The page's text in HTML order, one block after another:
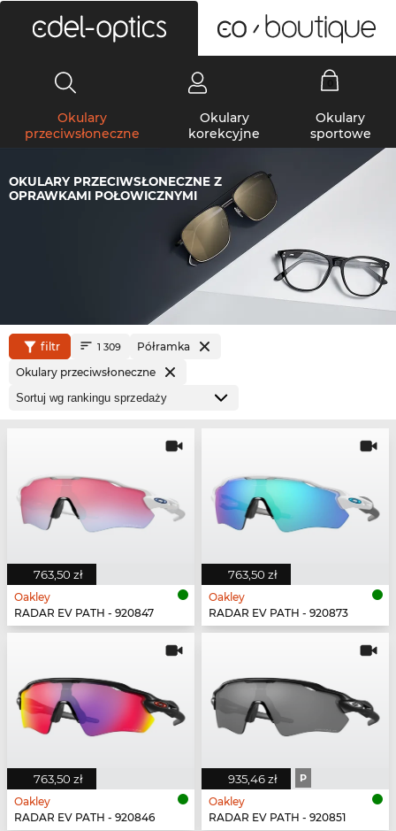
Okulary
przeciwsłoneczne
Okulary
korekcyjne
Okulary
sportowe
OKULARY PRZECIWSŁONECZNE Z
OPRAWKAMI POŁOWICZNYMI
filtr 1 309
Półramka
Okulary przeciwsłoneczne
763,50 zł
Oakley
RADAR EV PATH - 920847
763,50 zł
Oakley
RADAR EV PATH - 920873
763,50 zł
Oakley
RADAR EV PATH - 920846
935,46 zł P
Oakley
RADAR EV PATH - 920851